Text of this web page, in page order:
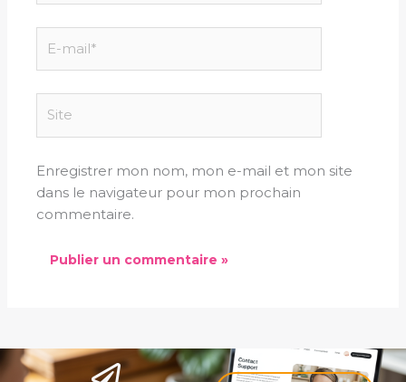
mail*
Enregistrer mon nom, mon e-mail et mon site
dans le navigateur pour mon prochain
commentaire.